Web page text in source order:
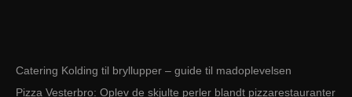
Catering Kolding til bryllupper – guide til madoplevelsen
Pizza Vesterbro: Oplev de skjulte perler blandt pizzarestauranter